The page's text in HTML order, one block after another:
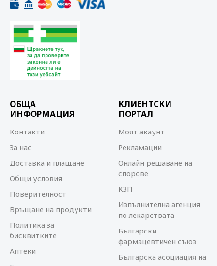
ОБЩА
ИНФОРМАЦИЯ
Контакти
За нас
Доставка и плащане
Общи условия
Поверителност
Връщане на продукти
Политика за
бисквитките
Аптеки
КЛИЕНТСКИ
ПОРТАЛ
Моят акаунт
Рекламации
Онлайн решаване на
спорове
КЗП
Изпълнителна агенция
по лекарствата
Български
фармацевтичен съюз
Българска асоциация на